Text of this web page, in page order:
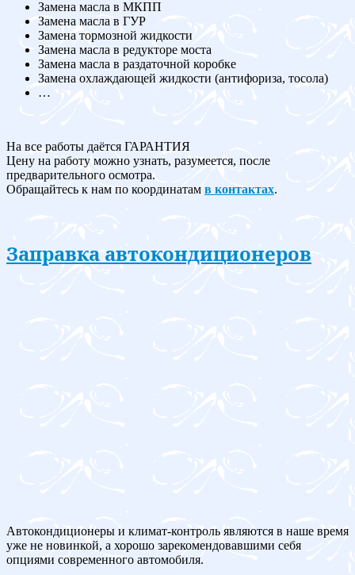
Замена масла в МКПП
Замена масла в ГУР
Замена тормозной жидкости
Замена масла в редукторе моста
Замена масла в раздаточной коробке
Замена охлаждающей жидкости (антифориза, тосола)
…
На все работы даётся ГАРАНТИЯ
Цену на работу можно узнать, разумеется, после
предварительного осмотра.
Обращайтесь к нам по координатам в контактах.
Заправка автокондиционеров
Автокондиционеры и климат-контроль являются в наше время
уже не новинкой, а хорошо зарекомендовавшими себя
опциями современного автомобиля.